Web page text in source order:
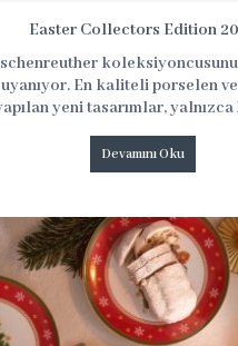
Easter Collectors Edition
uyanıyor. En kaliteli porselen
yeni tasarımlar, yalnızca
Devamını Oku